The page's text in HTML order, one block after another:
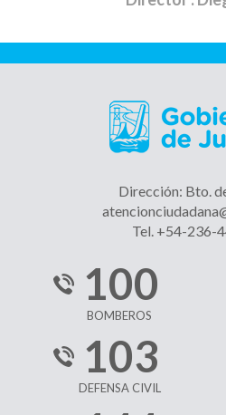
Dirección: Bto.
Tel. +54-236-
100
BOMBEROS
103
DEFENSA CIVIL